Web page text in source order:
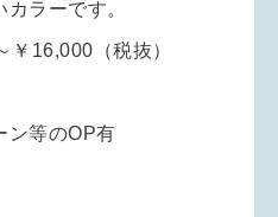
ラーです。
￥16,000（税抜）
等のOP有